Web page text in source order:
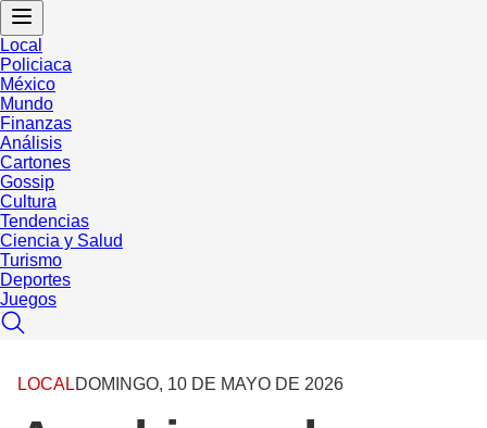
Local
Policiaca
México
Mundo
Finanzas
Análisis
Cartones
Gossip
Cultura
Tendencias
Ciencia y Salud
Turismo
Deportes
Juegos
LOCALDOMINGO, 10 DE MAYO DE 2026